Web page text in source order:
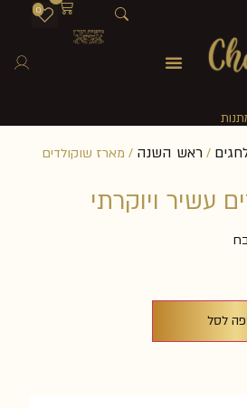
0
/ ראש השנה / מארז שוקולדים
עשיר ויוקרתי
לסל